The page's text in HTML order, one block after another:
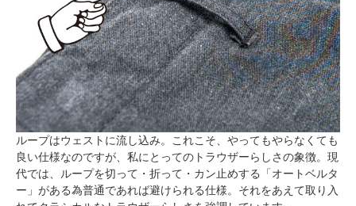
ループはウェストに流し込み。これこそ、やってもやらなくても
良い仕様なのですが、私にとってのトラウザーらしさの象徴。現
代では、ループを切って・折って・カン止めする「オートベルタ
ー」がある為普通であれば避けられる仕様。それをあえて取り入